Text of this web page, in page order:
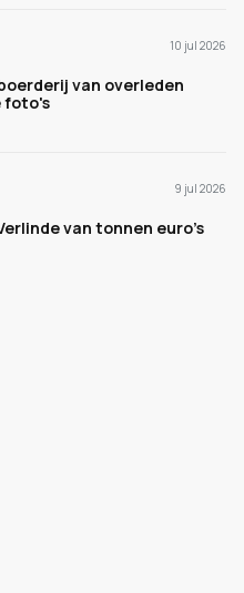
10 jul 2026
van overleden
foto's
9 jul 2026
van tonnen euro's